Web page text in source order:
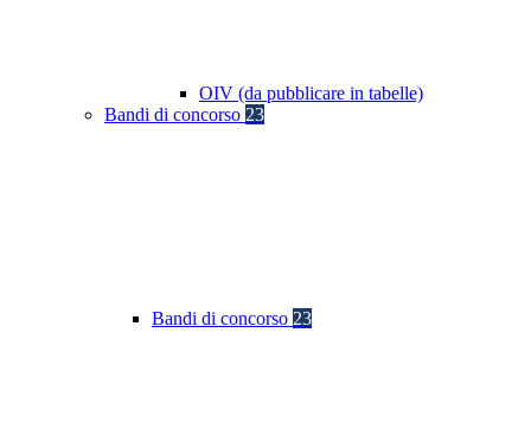
OIV (da pubblicare in tabelle)
Bandi di concorso 23
Bandi di concorso 23